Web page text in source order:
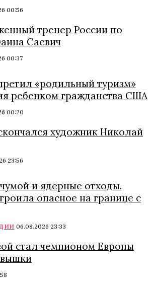
00:56
тренер России по
Саевич
00:37
«родильный туризм»
ребенком гражданства США
00:20
художник Николай
23:56
и ядерные отходы.
опасное на границе с
06.08.2026 23:33
стал чемпионом Европы